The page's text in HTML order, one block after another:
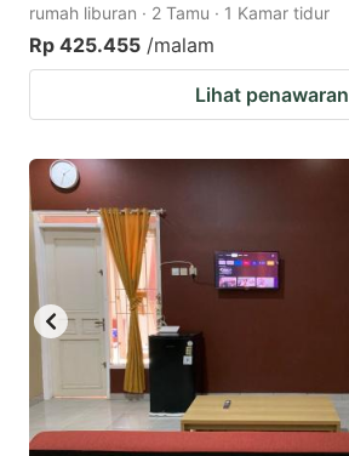
rumah liburan · 2 Tamu · 1 Kamar tidur
Rp 425.455 /malam
Lihat penawaran